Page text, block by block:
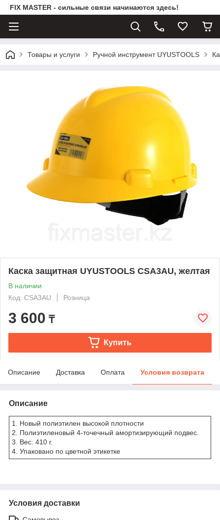
FIX MASTER - сильные связи начинаются здесь!
Товары и услуги Ручной инструмент UYUSTOOLS
Каска защитная UYUSTOOLS CSA3AU, желтая
В наличии
Код: CSA3AU
Розница
3 600 ₸
Купить
Описание Доставка Оплата Условия возврата
Описание
1. Новый полиэтилен высокой плотности
2. Полиэтиленовый 4-точечный амортизирующий подвес.
3. Вес: 410 г.
4. Упаковано по цветной этикетке
Условия доставки